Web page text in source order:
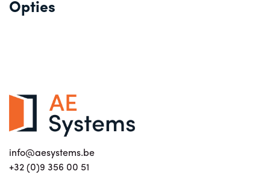
Opties
info@aesystems.be
+32 (0)9 356 00 51